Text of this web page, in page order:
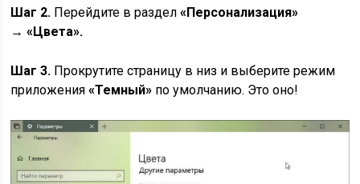
Шаг 2. Перейдите в раздел«Персонализация»
→ «Цвета».
Шаг 3. Прокрутите страницу в низ и выберите режим
приложения«Темный» по умолчанию. Это оно!